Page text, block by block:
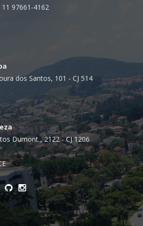
11 97661-4162
dos Santos, 101 - CJ 514
Dumont , 2122 - CJ 1206